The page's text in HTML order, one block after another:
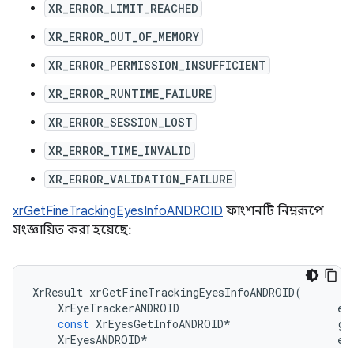
XR_ERROR_LIMIT_REACHED
XR_ERROR_OUT_OF_MEMORY
XR_ERROR_PERMISSION_INSUFFICIENT
XR_ERROR_RUNTIME_FAILURE
XR_ERROR_SESSION_LOST
XR_ERROR_TIME_INVALID
XR_ERROR_VALIDATION_FAILURE
xrGetFineTrackingEyesInfoANDROID ফাংশনটি নিম্নরূপে
সংজ্ঞায়িত করা হয়েছে:
XrResult xrGetFineTrackingEyesInfoANDROID(
XrEyeTrackerANDROID
const XrEyesGetInfoANDROID*
XrEyesANDROID*